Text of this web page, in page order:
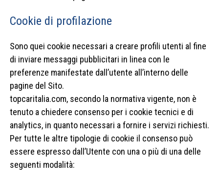
Cookie di profilazione
Sono quei cookie necessari a creare profili utenti al fine
di inviare messaggi pubblicitari in linea con le
preferenze manifestate dall’utente all’interno delle
pagine del Sito.
topcaritalia.com, secondo la normativa vigente, non è
tenuto a chiedere consenso per i cookie tecnici e di
analytics, in quanto necessari a fornire i servizi richiesti.
Per tutte le altre tipologie di cookie il consenso può
essere espresso dall’Utente con una o più di una delle
seguenti modalità: